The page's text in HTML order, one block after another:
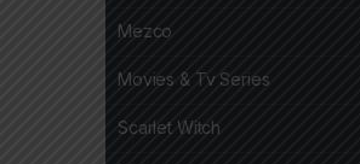
Mezco
Movies & Tv Series
Scarlet Witch